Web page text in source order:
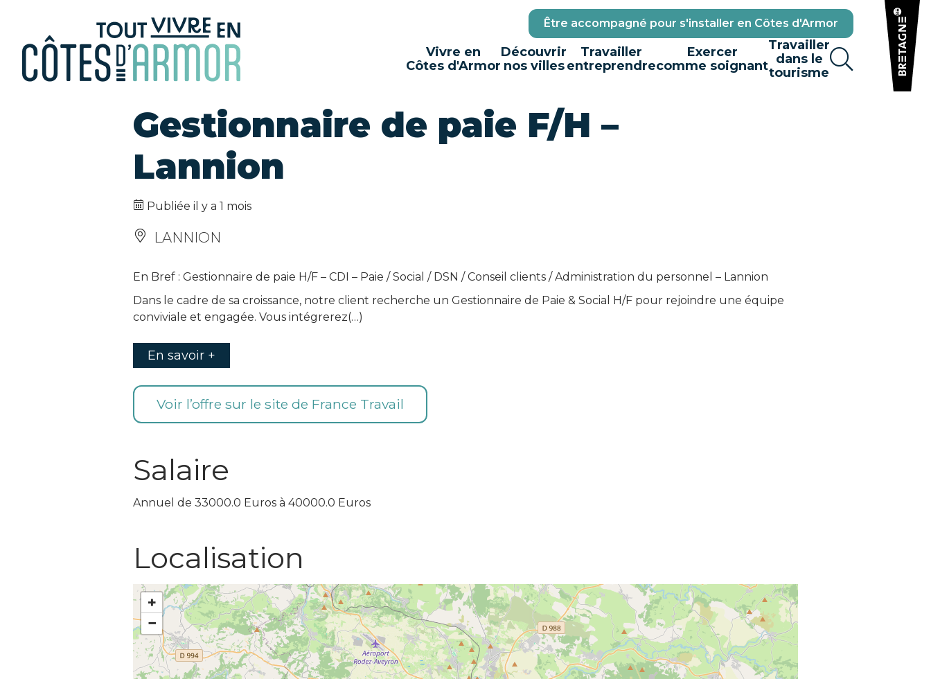
Être accompagné pour s'installer en Côtes d'Armor
Vivre en
Côtes d'Armor
Découvrir
nos villes
Travailler
entreprendre
Exercer
comme soignant
Travailler
dans le
tourisme
Gestionnaire de paie F/H –
Lannion
Publiée il y a 1 mois
LANNION
En Bref : Gestionnaire de paie H/F – CDI – Paie / Social / DSN / Conseil clients / Administration du personnel – Lannion
Dans le cadre de sa croissance, notre client recherche un Gestionnaire de Paie & Social H/F pour rejoindre une équipe
conviviale et engagée. Vous intégrerez(…)
En savoir +
Voir l’offre sur le site de France Travail
Salaire
Annuel de 33000.0 Euros à 40000.0 Euros
Localisation
+
−